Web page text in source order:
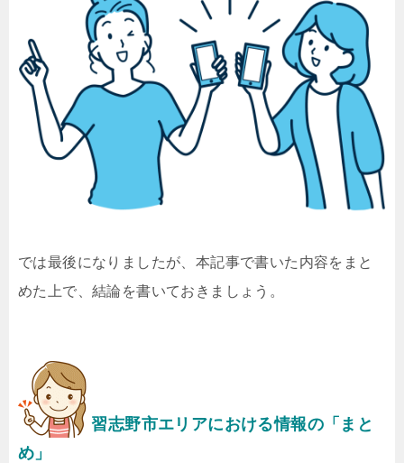
では最後になりましたが、本記事で書いた内容をまと
めた上で、結論を書いておきましょう。
習志野市エリアにおける情報の「まと
め」